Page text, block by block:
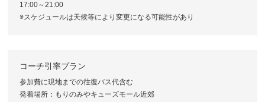
17:00～21:00
※スケジュールは天候等により変更になる可能性があり
コーチ引率プラン
参加費に現地までの往復バス代含む
発着場所：もりのみやキューズモール近郊